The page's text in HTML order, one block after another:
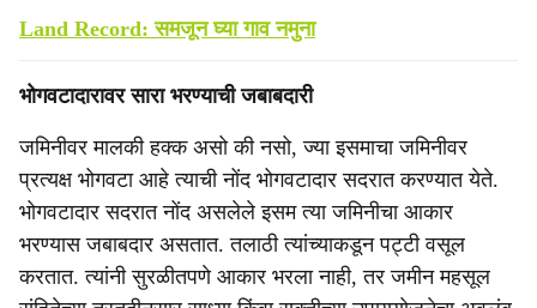
Land Record: समजून घ्या गाव नमुना
भोगवटादारावर सारा भरण्याची जबाबदारी
जमिनीवर मालकी हक्क असो की नसो, ज्या इसमाचा जमिनीवर
प्रत्यक्ष भोगवटा आहे त्याची नोंद भोगवटादार सदरात करण्यात येते.
भोगवटादार सदरात नोंद असलेले इसम त्या जमिनीचा आकार
भरण्यास जबाबदार असतात. तलाठी त्यांच्याकडून पट्टी वसूल
करतात. त्यांनी सुरळीतपणे आकार भरला नाही, तर जमीन महसूल